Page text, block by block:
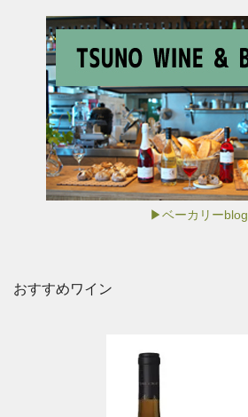
▶ベーカリーblog
おすすめワイン